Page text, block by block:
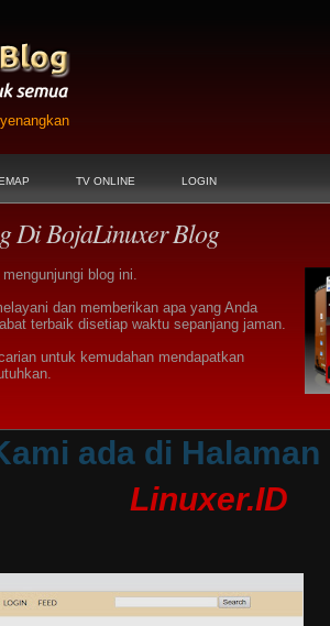
TV ONLINE LOGIN
Di BojaLinuxer Blog
blog ini.
dan memberikan apa yang Anda
terbaik disetiap waktu sepanjang jaman.
untuk kemudahan mendapatkan
ada di Halaman
Linuxer.ID